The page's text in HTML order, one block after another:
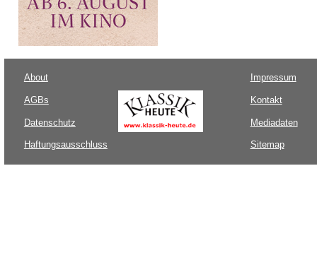
About
AGBs
Datenschutz
Haftungsausschluss
Impressum
Kontakt
Mediadaten
Sitemap